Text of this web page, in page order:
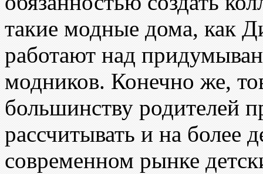
такие модные дома, как
работают над
модников. Конечно же,
большинству родителей
рассчитывать и на
современном рынке